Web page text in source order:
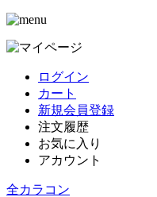
ログイン
カート
新規会員登録
注文履歴
お気に入り
アカウント
全カラコン